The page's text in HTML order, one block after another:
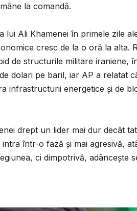
la comandă.
lui Ali Khamenei în primele zile
cresc de la o oră la alta.
de structurile militare iraniene,
dolari pe baril, iar AP a relatat
infrastructurii energetice și de
drept un lider mai dur decât
într-o fază și mai agresivă,
ci dimpotrivă, adâncește